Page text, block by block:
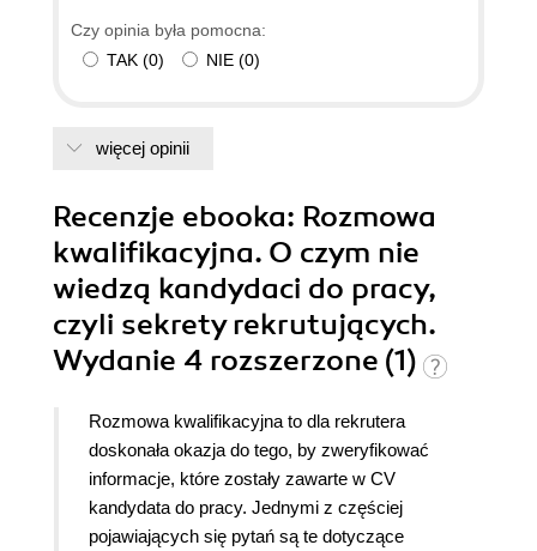
Czy opinia była pomocna:
TAK (0) NIE (0)
więcej opinii
Recenzje ebooka: Rozmowa
kwalifikacyjna. O czym nie
wiedzą kandydaci do pracy,
czyli sekrety rekrutujących.
Wydanie 4 rozszerzone (1)
Rozmowa kwalifikacyjna to dla rekrutera
doskonała okazja do tego, by zweryfikować
informacje, które zostały zawarte w CV
kandydata do pracy. Jednymi z częściej
pojawiających się pytań są te dotyczące